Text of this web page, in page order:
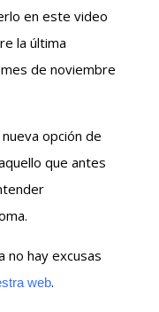
en este video
la última
de noviembre
opción de
que antes
no hay excusas
web.